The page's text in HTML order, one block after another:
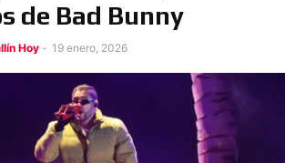
de Bad Bunny
Hoy - 19 enero, 2026